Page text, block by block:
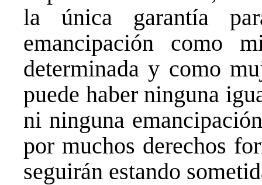
la única garantía
emancipación como
determinada y como
puede haber ninguna
ni ninguna
por muchos derechos
seguirán estando